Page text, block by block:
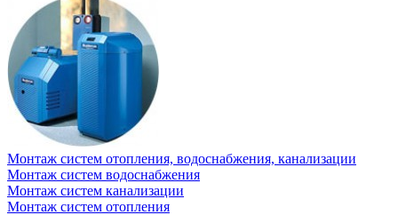
Монтаж систем отопления, водоснабжения, канализации
Монтаж систем водоснабжения
Монтаж систем канализации
Монтаж систем отопления